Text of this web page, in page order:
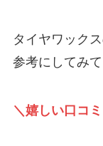
タイヤワック
参考にしてみて
＼嬉しい口コ